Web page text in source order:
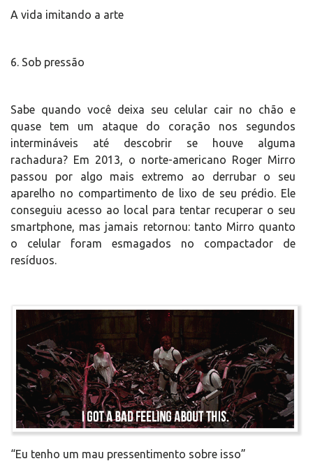
A vida imitando a arte
6. Sob pressão
Sabe quando você deixa seu celular cair no chão e
quase tem um ataque do coração nos segundos
intermináveis até descobrir se houve alguma
rachadura? Em 2013, o norte-americano Roger Mirro
passou por algo mais extremo ao derrubar o seu
aparelho no compartimento de lixo de seu prédio. Ele
conseguiu acesso ao local para tentar recuperar o seu
smartphone, mas jamais retornou: tanto Mirro quanto
o celular foram esmagados no compactador de
resíduos.
“Eu tenho um mau pressentimento sobre isso”